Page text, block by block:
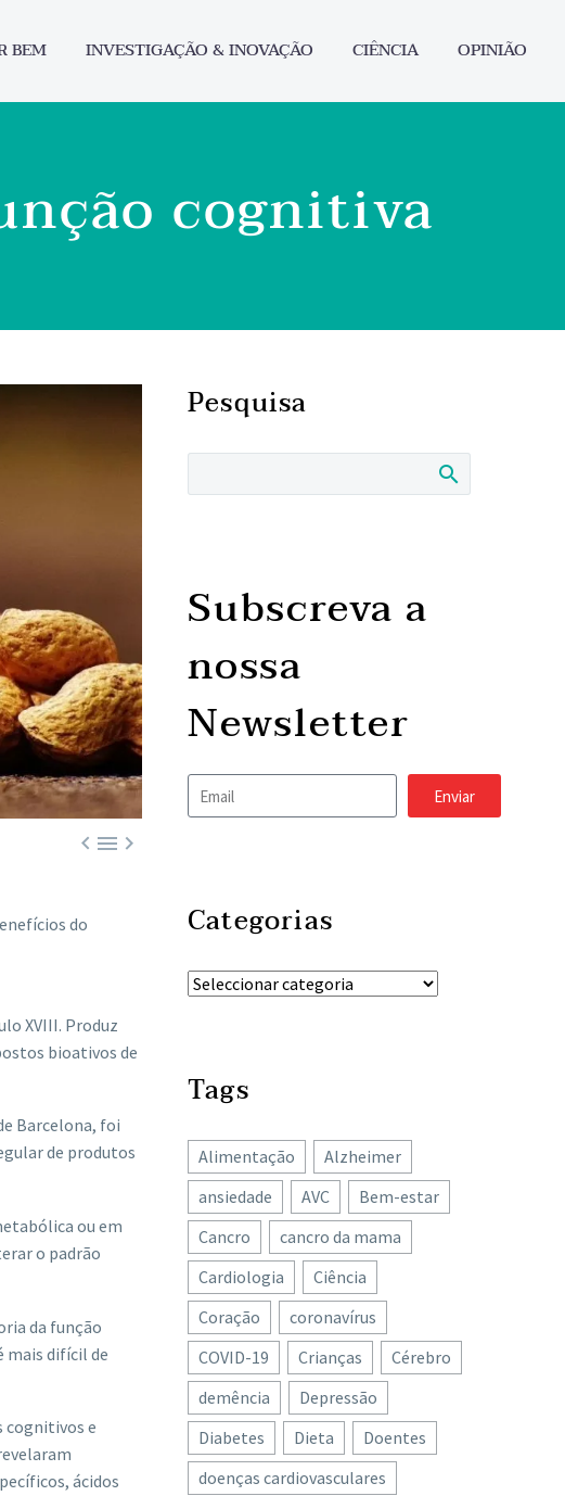
BEM INVESTIGAÇÃO & INOVAÇÃO CIÊNCIA OPINIÃO
cognitiva

do
XVIII. Produz
bioativos de
Barcelona, ​foi
de produtos
ou em
o padrão
da função
mais difícil de
cognitivos e
ácidos
Pesquisa
Subscreva a
nossa
Newsletter
Enviar
Categorias
Tags
Alimentação
Alzheimer
ansiedade
AVC
Bem-estar
Cancro
cancro da mama
Cardiologia
Ciência
Coração
coronavírus
COVID-19
Crianças
Cérebro
demência
Depressão
Diabetes
Dieta
Doentes
doenças cardiovasculares